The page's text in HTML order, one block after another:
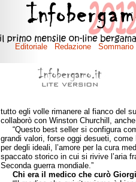
tutto egli volle rimanere al fianco del
collaborò con Winston Churchill,
“Questo best seller si configura
grandi valori, forse oggi desueti, come
per degli ideali, l’amore per la cura
spaccato storico in cui si rivive l’aria
Seconda guerra mondiale.”
Chi era il medico che curò